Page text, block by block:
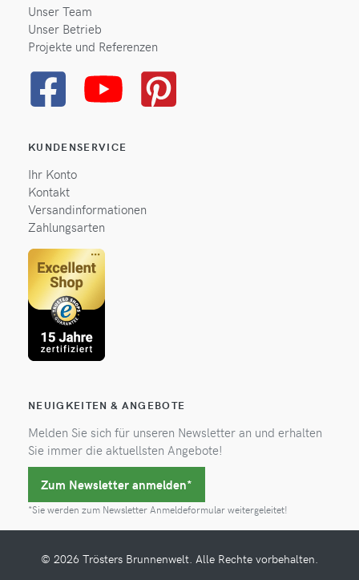
Unser Team
Unser Betrieb
Projekte und Referenzen
KUNDENSERVICE
Ihr Konto
Kontakt
Versandinformationen
Zahlungsarten
NEUIGKEITEN & ANGEBOTE
Melden Sie sich für unseren Newsletter an und erhalten
Sie immer die aktuellsten Angebote!
Zum Newsletter anmelden*
*Sie werden zum Newsletter Anmeldeformular weitergeleitet!
© 2026 Trösters Brunnenwelt. Alle Rechte vorbehalten.